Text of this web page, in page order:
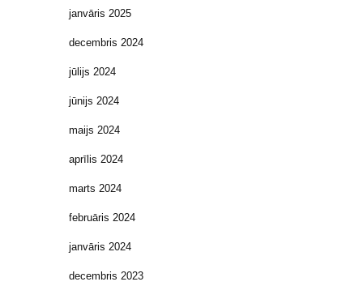
janvāris 2025
decembris 2024
jūlijs 2024
jūnijs 2024
maijs 2024
aprīlis 2024
marts 2024
februāris 2024
janvāris 2024
decembris 2023